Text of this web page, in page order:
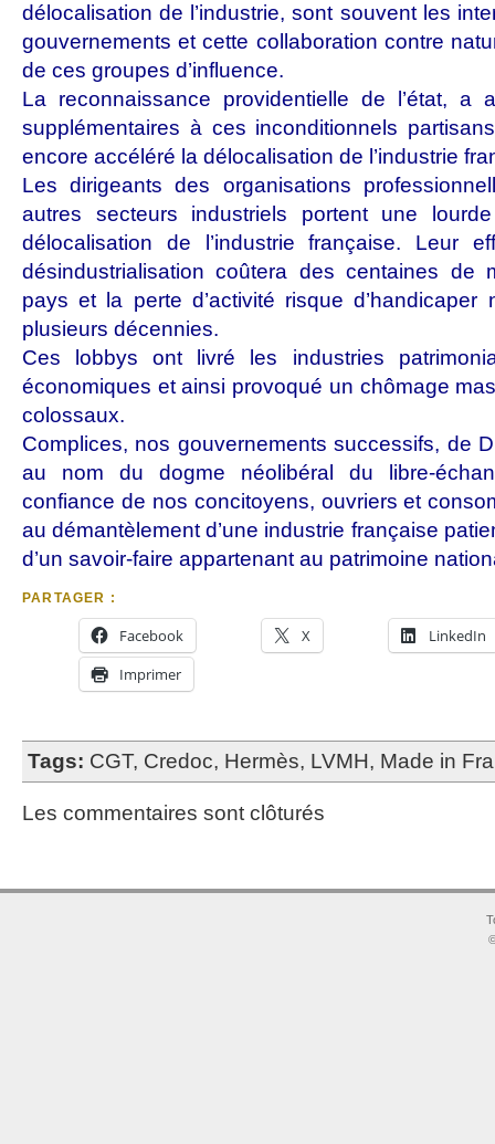
délocalisation de l’industrie, sont souvent les
gouvernements et cette collaboration contre
de ces groupes d’influence.
La reconnaissance providentielle de l’état, a
supplémentaires à ces inconditionnels
encore accéléré la délocalisation de l’industrie
Les dirigeants des organisations
autres secteurs industriels portent une
délocalisation de l’industrie française. Leur
désindustrialisation coûtera des centaines de
pays et la perte d’activité risque d’handicaper
plusieurs décennies.
Ces lobbys ont livré les industries
économiques et ainsi provoqué un chômage
colossaux.
Complices, nos gouvernements successifs, de
au nom du dogme néolibéral du libre-
confiance de nos concitoyens, ouvriers et
au démantèlement d’une industrie française
d’un savoir-faire appartenant au patrimoine
PARTAGER :
Facebook X
LinkedIn
Imprimer
Tags: CGT, Credoc, Hermès, LVMH, Made in
Les commentaires sont clôturés